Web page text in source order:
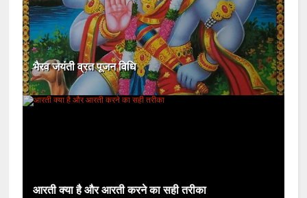
भैरव जयंती व्रत पूजन विधि
आरती क्या है और आरती करने का सही तरीका